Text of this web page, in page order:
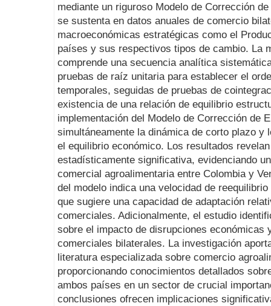
mediante un riguroso Modelo de Corrección
se sustenta en datos anuales de comercio
macroeconómicas estratégicas como el
países y sus respectivos tipos de cambio. La
comprende una secuencia analítica
pruebas de raíz unitaria para establecer el
temporales, seguidas de pruebas de
existencia de una relación de equilibrio
implementación del Modelo de Corrección de
simultáneamente la dinámica de corto plazo y
el equilibrio económico. Los resultados
estadísticamente significativa, evidenciando
comercial agroalimentaria entre Colombia y
del modelo indica una velocidad de
que sugiere una capacidad de adaptación
comerciales. Adicionalmente, el estudio
sobre el impacto de disrupciones económicas
comerciales bilaterales. La investigación
literatura especializada sobre comercio
proporcionando conocimientos detallados
ambos países en un sector de crucial
conclusiones ofrecen implicaciones